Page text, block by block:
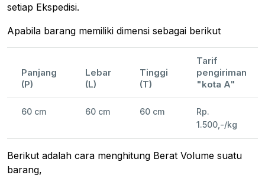
setiap Ekspedisi.
Apabila barang memiliki dimensi sebagai berikut
Panjang
(P)
Lebar
(L)
Tinggi
(T)
Tarif
pengiriman
"kota A"
60 cm 60 cm 60 cm
Rp.
1.500,-/kg
Berikut adalah cara menghitung Berat Volume suatu
barang,